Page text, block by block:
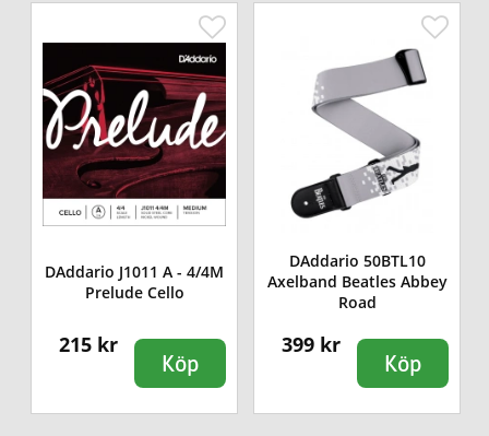
DAddario J1011 A - 4/4M
Prelude Cello
215 kr
Köp
DAddario 50BTL10
Axelband Beatles Abbey
Road
399 kr
Köp